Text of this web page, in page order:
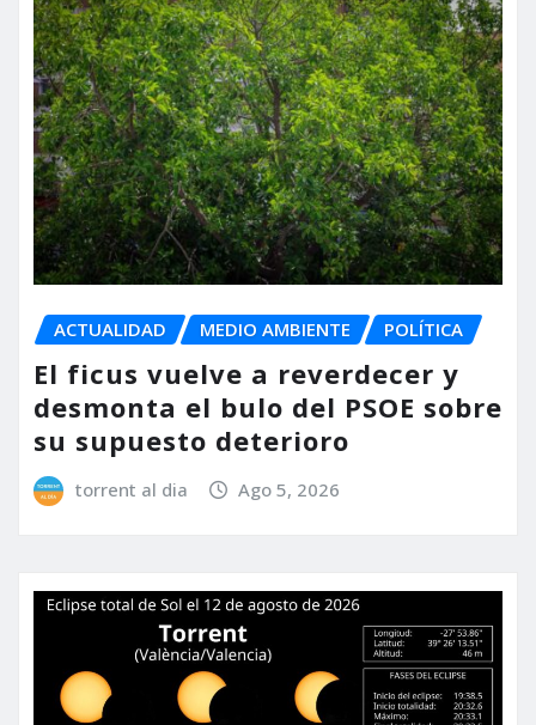
ACTUALIDAD MEDIO AMBIENTE POLÍTICA
El ficus vuelve a reverdecer y
desmonta el bulo del PSOE sobre
su supuesto deterioro
torrent al dia Ago 5, 2026